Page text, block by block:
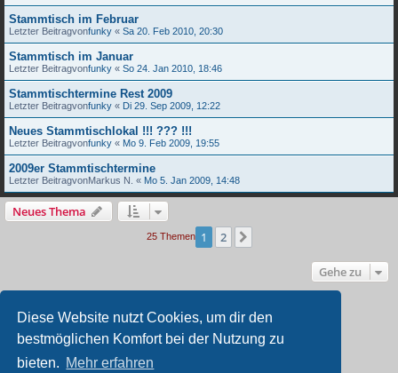
Diese Website nutzt Cookies, um dir den
bestmöglichen Komfort bei der Nutzung zu
bieten. Mehr erfahren
Stammtisch im Februar
Letzter Beitragvonfunky « Sa 20. Feb 2010, 20:30
Stammtisch im Januar
Letzter Beitragvonfunky « So 24. Jan 2010, 18:46
Stammtischtermine Rest 2009
Letzter Beitragvonfunky « Di 29. Sep 2009, 12:22
Neues Stammtischlokal !!! ??? !!!
Letzter Beitragvonfunky « Mo 9. Feb 2009, 19:55
2009er Stammtischtermine
Letzter BeitragvonMarkus N. « Mo 5. Jan 2009, 14:48
Neues Thema
25 Themen 1 2
Gehe zu
BERECHTIGUNGEN IN DIESEM FORUM
neuen Themen in diesem Forum erstellen.
Du darfstkeine Antworten zu Themen in diesem Forum erstellen.
Du darfst deine Beiträge in diesem Forum